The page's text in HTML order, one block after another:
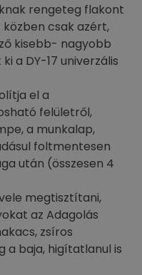
rengeteg flakont
csak azért,
kisebb- nagyobb
a DY-17 univerzális
el a
felületről,
a munkalap,
foltmentesen
után (összesen 4
megtisztítani,
az Adagolás
zsíros
a baja, higítatlanul is